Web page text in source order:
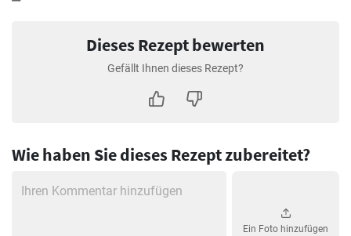
Dieses Rezept bewerten
Gefällt Ihnen dieses Rezept?
Wie haben Sie dieses Rezept zubereitet?
Ein Foto hinzufügen